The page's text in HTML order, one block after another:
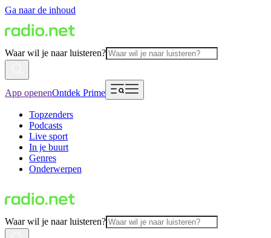
Ga naar de inhoud
Waar wil je naar luisteren?
App openenOntdek Prime
Topzenders
Podcasts
Live sport
In je buurt
Genres
Onderwerpen
Waar wil je naar luisteren?